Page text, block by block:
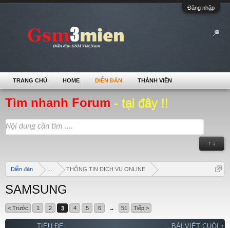
Đăng nhập
Tìm nhanh Forum - tại đây !!
↑ ↓
Diễn đàn THÔNG TIN DỊCH VỤ ONLINE
SAMSUNG
< Trước 1 2 3 4 5 6 → 51 Tiếp >
TIÊU ĐỀ BÀI VIẾT CUỐI ↑
TRANG CHỦ HOME DIỄN ĐÀN THÀNH VIÊN